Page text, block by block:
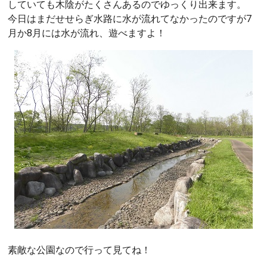
していても木陰がたくさんあるのでゆっくり出来ます。
今日はまだせせらぎ水路に水が流れてなかったのですが7
月か8月には水が流れ、遊べますよ！
素敵な公園なので行って見てね！